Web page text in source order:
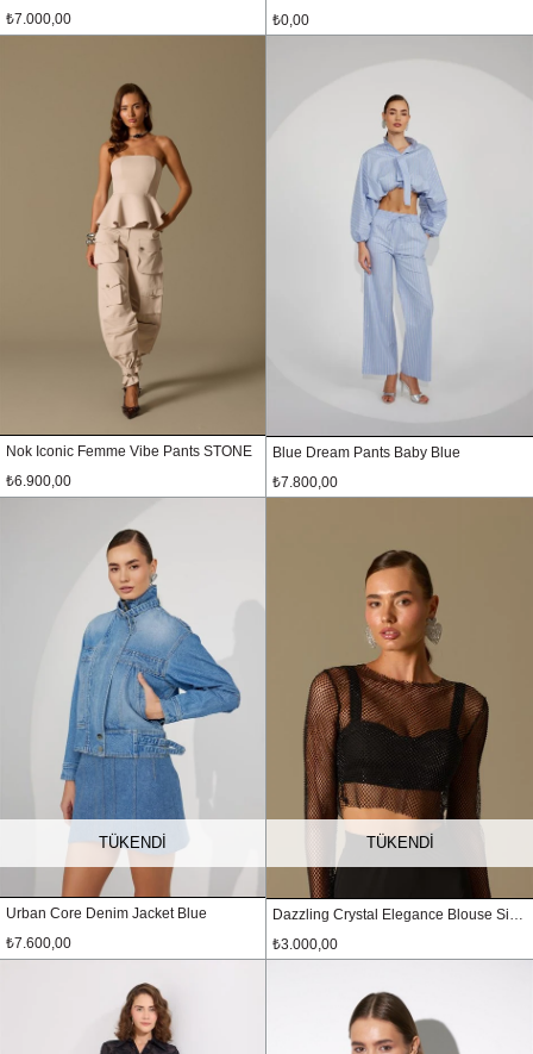
₺7.000,00
₺0,00
Nok Iconic Femme Vibe Pants STONE
₺6.900,00
Blue Dream Pants Baby Blue
₺7.800,00
TÜKENDI
Urban Core Denim Jacket Blue
₺7.600,00
TÜKENDI
Dazzling Crystal Elegance Blouse Siyah
₺3.000,00